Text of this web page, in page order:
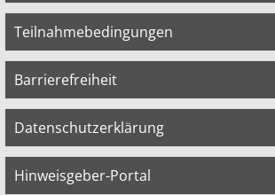
Teilnahmebedingungen
Barrierefreiheit
Datenschutzerklärung
Hinweisgeber-Portal